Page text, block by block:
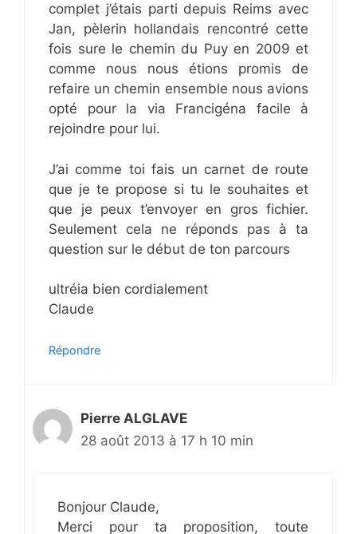
complet j’étais parti depuis Reims avec
Jan, pèlerin hollandais rencontré cette
fois sure le chemin du Puy en 2009 et
comme nous nous étions promis de
refaire un chemin ensemble nous avions
opté pour la via Francigéna facile à
rejoindre pour lui.
J’ai comme toi fais un carnet de route
que je te propose si tu le souhaites et
que je peux t’envoyer en gros fichier.
Seulement cela ne réponds pas à ta
question sur le début de ton parcours
ultréia bien cordialement
Claude
Répondre
Pierre ALGLAVE
28 août 2013 à 17 h 10 min
Bonjour Claude,
Merci pour ta proposition, toute